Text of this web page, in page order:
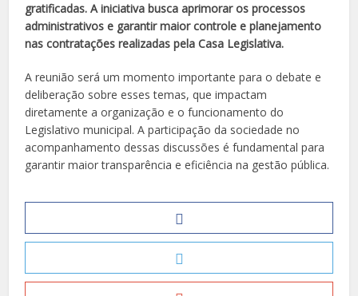
gratificadas. A iniciativa busca aprimorar os processos
administrativos e garantir maior controle e planejamento
nas contratações realizadas pela Casa Legislativa.
A reunião será um momento importante para o debate e
deliberação sobre esses temas, que impactam
diretamente a organização e o funcionamento do
Legislativo municipal. A participação da sociedade no
acompanhamento dessas discussões é fundamental para
garantir maior transparência e eficiência na gestão pública.